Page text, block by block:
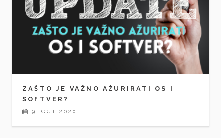
ZAŠTO JE VAŽNO AŽURIRATI OS I
SOFTVER?
9. OCT 2020.